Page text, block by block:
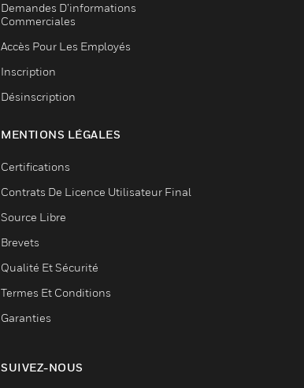
Demandes D’informations
Commerciales
Accès Pour Les Employés
Inscription
Désinscription
MENTIONS LÉGALES
Certifications
Contrats De Licence Utilisateur Final
Source Libre
Brevets
Qualité Et Sécurité
Termes Et Conditions
Garanties
SUIVEZ-NOUS